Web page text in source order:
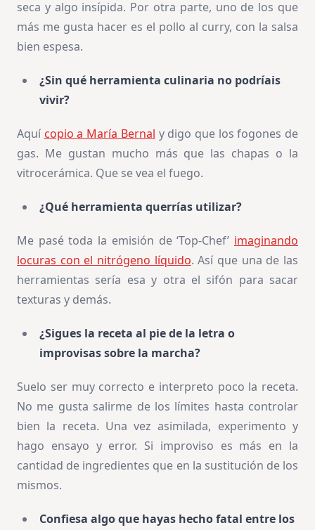
seca y algo insípida. Por otra parte, uno de los que
más me gusta hacer es el pollo al curry, con la salsa
bien espesa.
¿Sin qué herramienta culinaria no podríais
vivir?
Aquí copio a María Bernal y digo que los fogones de
gas. Me gustan mucho más que las chapas o la
vitrocerámica. Que se vea el fuego.
¿Qué herramienta querrías utilizar?
Me pasé toda la emisión de ‘Top-Chef’ imaginando
locuras con el nitrógeno líquido. Así que una de las
herramientas sería esa y otra el sifón para sacar
texturas y demás.
¿Sigues la receta al pie de la letra o
improvisas sobre la marcha?
Suelo ser muy correcto e interpreto poco la receta.
No me gusta salirme de los límites hasta controlar
bien la receta. Una vez asimilada, experimento y
hago ensayo y error. Si improviso es más en la
cantidad de ingredientes que en la sustitución de los
mismos.
Confiesa algo que hayas hecho fatal entre los